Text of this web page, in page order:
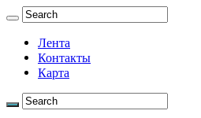
Лента
Контакты
Карта